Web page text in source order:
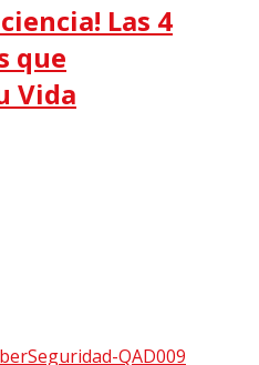
Las 4
que
Vida